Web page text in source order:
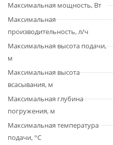
Максимальная мощность, Вт
Максимальная
производительность, л/ч
Максимальная высота подачи,
м
Максимальная высота
всасывания, м
Максимальная глубина
погружения, м
Максимальная температура
подачи, °С